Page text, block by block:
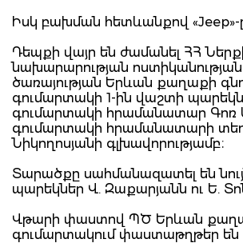
Իսկ բախման հետևանքով «Jeep»-ը
Դեպքի վայր են ժամանել ՀՀ
նախարարության
ծառայության Երևան քաղաքի
գումարտակի 1-ին վաշտի
գումարտակի հրամանատար Գոռ
գումարտակի հրամանատարի
Նիկողոսյանի գլխավորությամբ։
Տարածքը սահմանազատել են
պարեկներ Վ. Զաքարյանն ու Ե.
Վթարի փաստով ՊԾ Երևան
գումարտակում փաստաթղթեր են